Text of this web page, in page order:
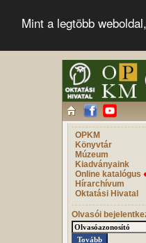
Mint a legtöbb
OPKM
Könyvtár
Múzeum
Kiadványaink
Online katalógus
Hírarchívum
Oktatási Hivatal
Olvasói